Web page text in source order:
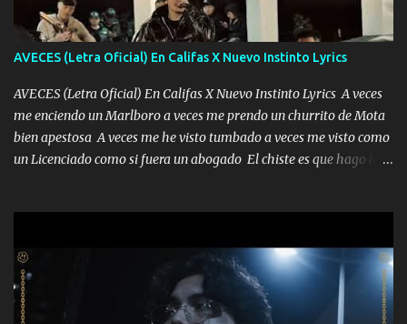
AVECES (Letra Oficial) En Califas X Nuevo Instinto Lyrics
AVECES (Letra Oficial) En Califas X Nuevo Instinto Lyrics A veces
me enciendo un Marlboro a veces me prendo un churrito de Mota
bien apestosa A veces me he visto tumbado a veces me visto como
un Licenciado como si fuera un abogado El chiste es que hago lo
corriente no quieren verte subir de level trucha mis plebes Música
A veces me pongo un sombrero a veces me ven la cachucha de lado
con la mirada siempre en alto A veces me fajó una super o a veces
me fajó una Glock siempre armado todas las generaciones yo